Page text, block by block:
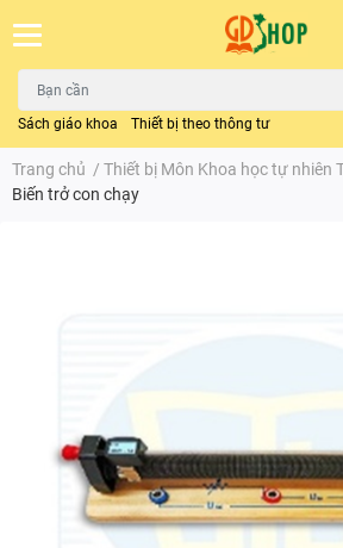
Sách giáo khoa Thiết bị theo thông tư
Trang chủ / Thiết bị Môn Khoa học tự nhiên
Biến trở con chạy